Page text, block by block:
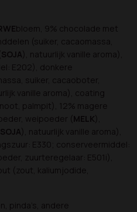
bloem, 9% chocolade met
(suiker, cacaomassa,
SOJA ), natuurlijk vanille aroma),
E202), donkere
suiker, cacaoboter,
vanille aroma), coating
palmpit), 12% magere
weipoeder ( MELK ),
SOJA ), natuurlijk vanille aroma),
E330; conserveermiddel:
zuurteregelaar: E501i),
(zout, kaliumjodide,
pinda’s, andere